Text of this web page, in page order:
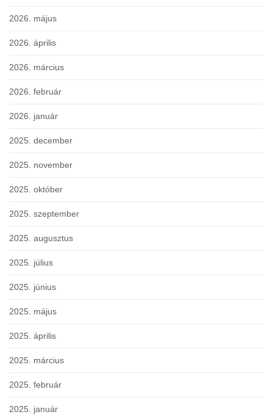
2026. május
2026. április
2026. március
2026. február
2026. január
2025. december
2025. november
2025. október
2025. szeptember
2025. augusztus
2025. július
2025. június
2025. május
2025. április
2025. március
2025. február
2025. január